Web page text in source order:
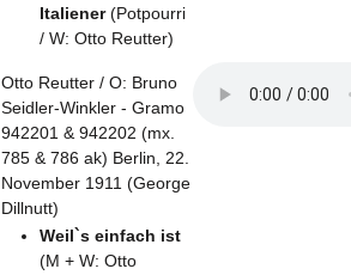
Italiener(Potpourri
/ W: Otto Reutter)
Otto Reutter / O: Bruno
Seidler-Winkler - Gramo
942201 & 942202 (mx.
785 & 786 ak) Berlin, 22.
November 1911 (George
Dillnutt)
Weil`s einfach ist
(M + W: Otto